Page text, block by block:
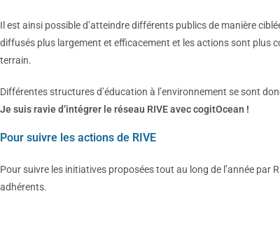
Il est ainsi possible d’atteindre différents publics de manière
diffusés plus largement et efficacement et les actions sont plus
terrain.
Différentes structures d’éducation à l’environnement se sont
Je suis ravie d’intégrer le réseau RIVE avec cogitOcean !
Pour suivre les actions de RIVE
Pour suivre les initiatives proposées tout au long de l’année
adhérents.